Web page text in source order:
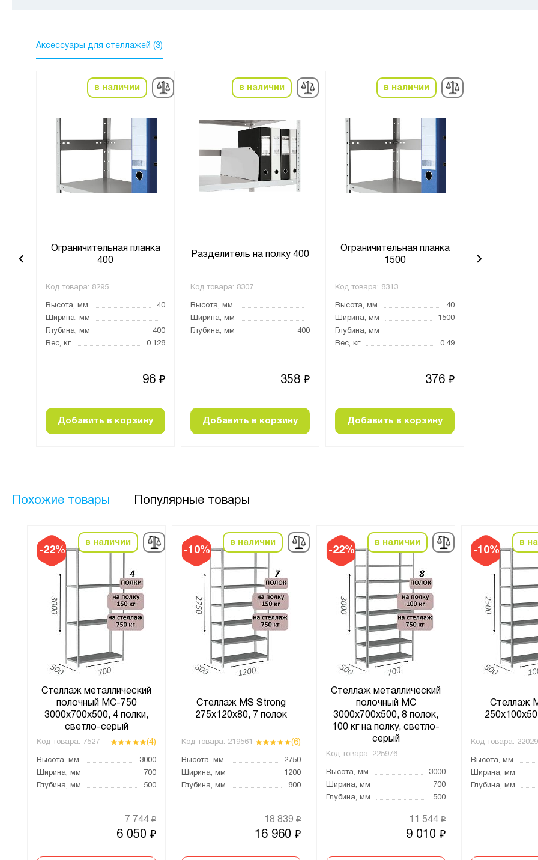
Аксессуары для стеллажей (3)
в наличии
Ограничительная планка
400
Код товара: 8295
Высота, мм
40
Ширина, мм
Глубина, мм
400
Вес, кг
0.128
96 ₽
Добавить в корзину
в наличии
Разделитель на полку 400
Код товара: 8307
Высота, мм
Ширина, мм
Глубина, мм
400
358 ₽
Добавить в корзину
в наличии
Ограничительная планка
1500
Код товара: 8313
Высота, мм
40
Ширина, мм
1500
Глубина, мм
Вес, кг
0.49
376 ₽
Добавить в корзину
Похожие товары Популярные товары
-22%
в наличии
Стеллаж металлический
полочный МС-750
3000х700х500, 4 полки,
светло-серый
Код товара: 7527 (4)
Высота, мм
3000
Ширина, мм
700
Глубина, мм
500
6 050 ₽
7 744₽
-10%
в наличии
Стеллаж MS Strong
275х120х80, 7 полок
Код товара: 219561 (6)
Высота, мм
2750
Ширина, мм
1200
Глубина, мм
800
16 960 ₽
18 839₽
-22%
в наличии
Стеллаж металлический
полочный МС
3000х700х500, 8 полок,
100 кг на полку, светло-
серый
Код товара: 225976
Высота, мм
3000
Ширина, мм
700
Глубина, мм
500
9 010 ₽
11 544₽
-10%
в
Стеллаж
Код товара:
Высота, мм
Ширина, мм
Глубина, мм